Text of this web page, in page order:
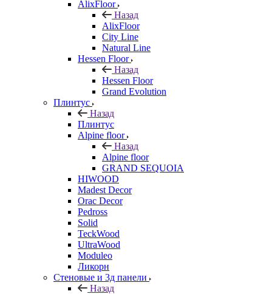
AlixFloor
Назад
AlixFloor
City Line
Natural Line
Hessen Floor
Назад
Hessen Floor
Grand Evolution
Плинтус
Назад
Плинтус
Alpine floor
Назад
Alpine floor
GRAND SEQUOIA
HIWOOD
Madest Decor
Orac Decor
Pedross
Solid
TeckWood
UltraWood
Moduleo
Ликорн
Стеновые и 3д панели
Назад